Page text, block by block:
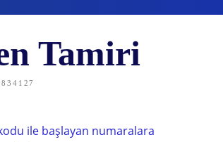
Tamiri
ile başlayan numaralara